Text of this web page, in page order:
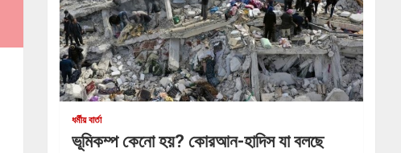
ধর্মীয় বার্তা
ভূমিকম্প কেনো হয়? কোরআন-হাদিস যা বলছে